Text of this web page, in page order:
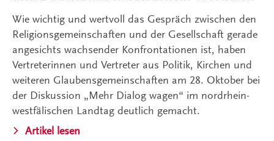
Wie wichtig und wertvoll das Gespräch zwischen den
Religionsgemeinschaften und der Gesellschaft gerade
angesichts wachsender Konfrontationen ist, haben
Vertreterinnen und Vertreter aus Politik, Kirchen und
weiteren Glaubensgemeinschaften am 28. Oktober bei
der Diskussion „Mehr Dialog wagen“ im nordrhein-
westfälischen Landtag deutlich gemacht.
Artikel lesen